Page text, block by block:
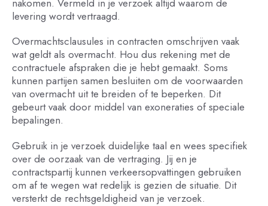
nakomen. Vermeld in je verzoek altijd waarom de
levering wordt vertraagd.
Overmachtsclausules in contracten omschrijven vaak
wat geldt als overmacht. Hou dus rekening met de
contractuele afspraken die je hebt gemaakt. Soms
kunnen partijen samen besluiten om de voorwaarden
van overmacht uit te breiden of te beperken. Dit
gebeurt vaak door middel van exoneraties of speciale
bepalingen.
Gebruik in je verzoek duidelijke taal en wees specifiek
over de oorzaak van de vertraging. Jij en je
contractspartij kunnen verkeersopvattingen gebruiken
om af te wegen wat redelijk is gezien de situatie. Dit
versterkt de rechtsgeldigheid van je verzoek.